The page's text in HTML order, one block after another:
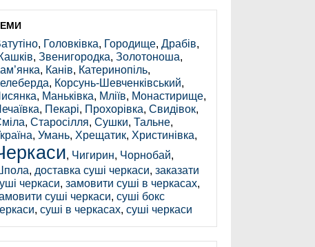
, Головківка, Городище, Драбів,
, Звенигородка, Золотоноша,
, Канів, Катеринопіль,
, Корсунь-Шевченківський,
, Маньківка, Мліїв, Монастирище,
, Пекарі, Прохорівка, Свидівок,
, Старосілля, Сушки, Тальне,
, Умань, Хрещатик, Христинівка,
, Чигирин, Чорнобай,
, доставка суші черкаси, заказати
черкаси, замовити суші в черкасах,
суші черкаси, суші бокс
, суші в черкасах, суші черкаси